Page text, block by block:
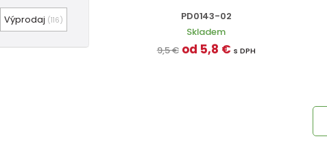
Výprodaj (116)
PD0143-02
Skladem
9,5 € od 5,8 € s DPH